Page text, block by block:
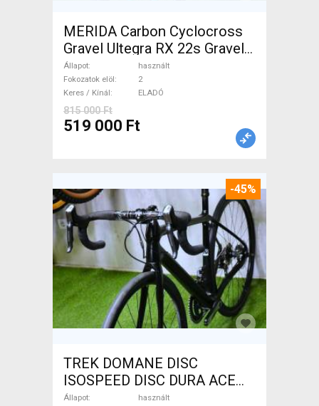
MERIDA Carbon Cyclocross
Gravel Ultegra RX 22s Gravel /
CX tárcsafék használt ELADÓ
Állapot
használt
Fokozatok elöl
2
Keres / Kínál
ELADÓ
815 000 Ft
519 000 Ft
-45%
TREK DOMANE DISC
ISOSPEED DISC DURA ACE
Di2 2x11 52/53 Országúti
Állapot
használt